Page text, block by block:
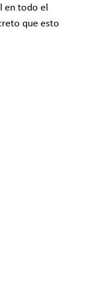
en todo el
que esto